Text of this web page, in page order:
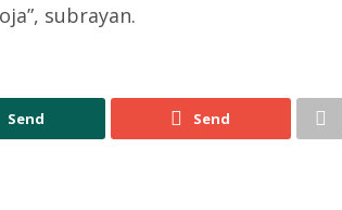
subrayan.
Send Send